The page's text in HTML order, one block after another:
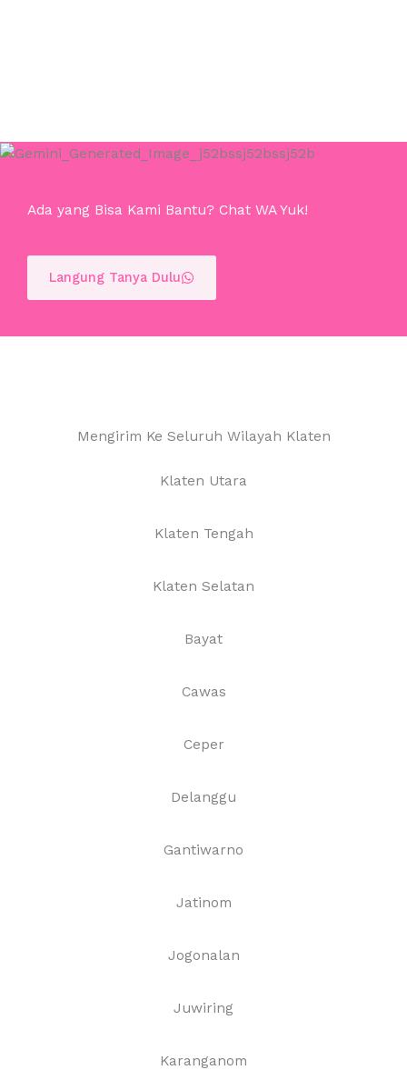
Ada yang Bisa Kami Bantu? Chat WA Yuk!
Langung Tanya Dulu
Mengirim Ke Seluruh Wilayah Klaten
Klaten Utara
Klaten Tengah
Klaten Selatan
Bayat
Cawas
Ceper
Delanggu
Gantiwarno
Jatinom
Jogonalan
Juwiring
Karanganom